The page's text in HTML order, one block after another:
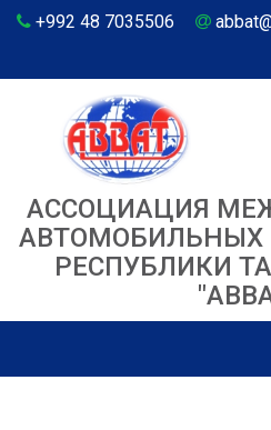
+992 48 7035506
АССОЦИАЦИЯ
АВТОМОБИЛЬНЫХ
РЕСПУБЛИКИ